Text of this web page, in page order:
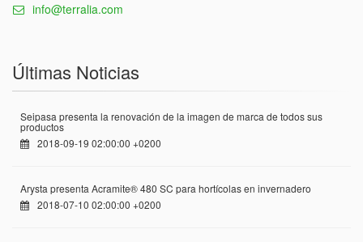
info@terralia.com
Últimas Noticias
Seipasa presenta la renovación de la imagen de marca de todos sus
productos
2018-09-19 02:00:00 +0200
Arysta presenta Acramite® 480 SC para hortícolas en invernadero
2018-07-10 02:00:00 +0200